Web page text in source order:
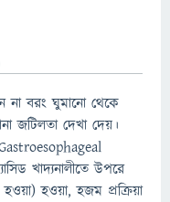
না বরং ঘুমানো থেকে
জটিলতা দেখা দেয়।
খাদ্যনালীতে উপরে
হওয়া, হজম প্রক্রিয়া